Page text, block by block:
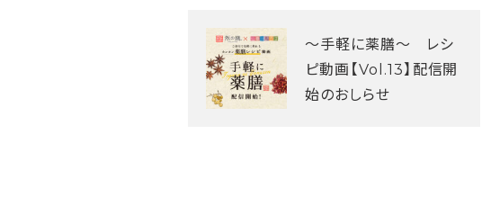
～手軽に薬膳～ レシ
ピ動画【Vol.13】配信開
始のおしらせ